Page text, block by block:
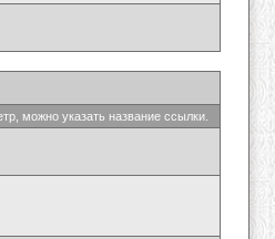
можно указать название ссылки.